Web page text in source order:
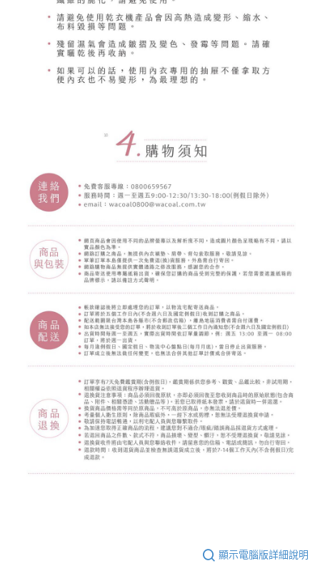
顯示電腦版詳細說明